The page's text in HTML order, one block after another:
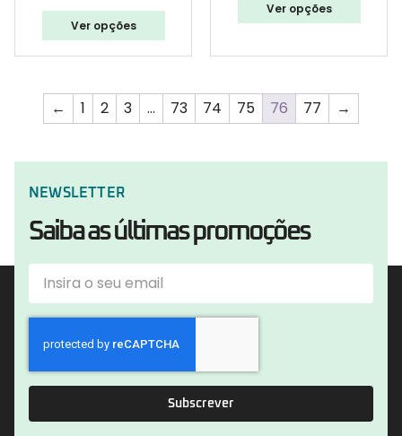
Ver opções
Ver opções
← 1 2 3 … 73 74 75 76 77 →
NEWSLETTER
Saiba as últimas promoções
Subscrever